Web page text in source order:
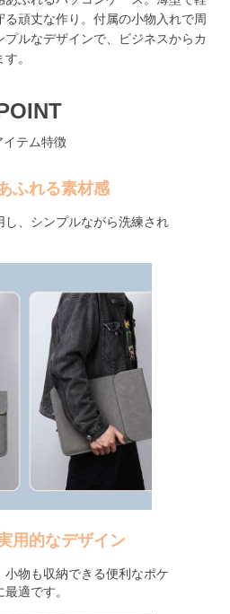
頑丈な作り。付属の小物入れで周
ルなデザインで、ビジネスからカ
。
イテム特徴
ふれる素材感
し、シンプルながら洗練され
用的なデザイン
物も収納できる便利なポケ
適です。